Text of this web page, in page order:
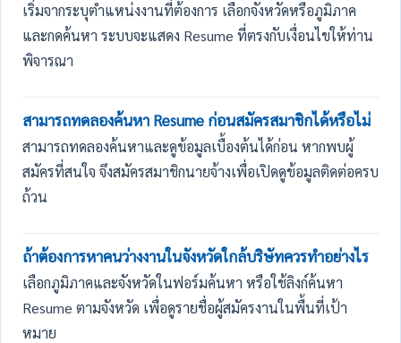
เริ่มจากระบุตำแหน่งงานที่ต้องการ เลือกจังหวัดหรือภูมิภาค
และกดค้นหา ระบบจะแสดง Resume ที่ตรงกับเงื่อนไขให้ท่าน
พิจารณา
สามารถทดลองค้นหา Resume ก่อนสมัครสมาชิกได้หรือไม่
สามารถทดลองค้นหาและดูข้อมูลเบื้องต้นได้ก่อน หากพบผู้
สมัครที่สนใจ จึงสมัครสมาชิกนายจ้างเพื่อเปิดดูข้อมูลติดต่อครบ
ถ้วน
ถ้าต้องการหาคนว่างงานในจังหวัดใกล้บริษัทควรทำอย่างไร
เลือกภูมิภาคและจังหวัดในฟอร์มค้นหา หรือใช้ลิงก์ค้นหา
Resume ตามจังหวัด เพื่อดูรายชื่อผู้สมัครงานในพื้นที่เป้า
หมาย